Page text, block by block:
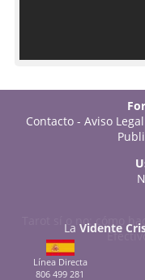
Contacto -Aviso
Tarot sí o no: cómo
La Vidente
Línea Directa
806 499 281